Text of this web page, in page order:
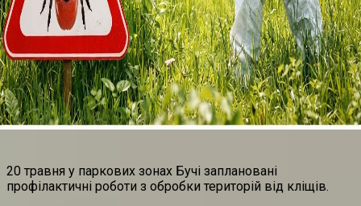
20 травня у паркових зонах Бучі заплановані
профілактичні роботи з обробки територій від кліщів.